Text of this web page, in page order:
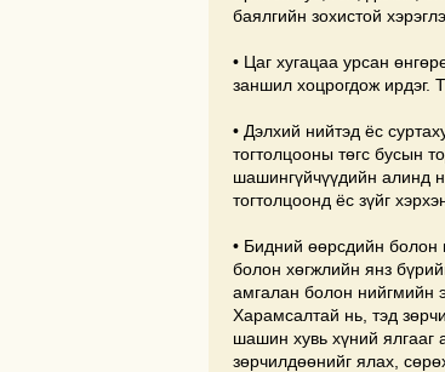
баялгийн зохистой
• Цаг хугацаа урсан
заншил хоцрогдож ирдэг.
• Дэлхий нийтэд ёс
тогтолцооны төгс бусын
шашингүйчүүдийн алинд
тогтолцоонд ёс зүйг
• Бидний өөрсдийн болон
болон хөгжлийн янз
амгалан болон нийгмийн
Харамсалтай нь, тэд
шашин хувь хүний ялгааг
зөрчилдөөнийг ялах,